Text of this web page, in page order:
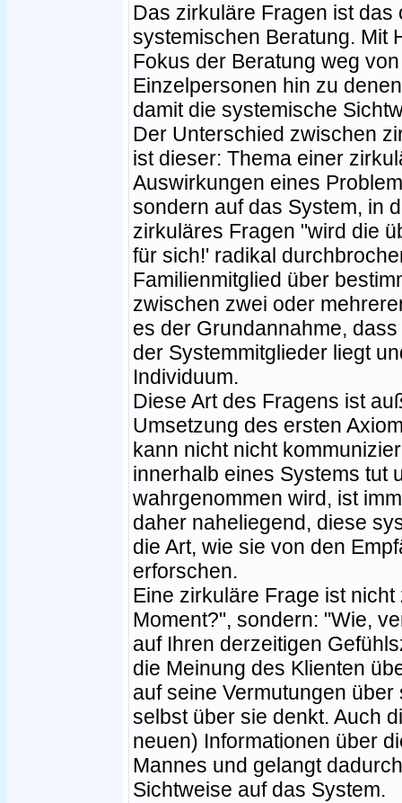
Das zirkuläre Fragen ist
systemischen Beratung. Mit
Fokus der Beratung weg
Einzelpersonen hin zu
damit die systemische
Der Unterschied zwischen
ist dieser: Thema einer
Auswirkungen eines
sondern auf das System, in
zirkuläres Fragen "wird die
für sich!' radikal
Familienmitglied über
zwischen zwei oder
es der Grundannahme,
der Systemmitglieder liegt
Individuum.
Diese Art des Fragens ist
Umsetzung des ersten
kann nicht nicht
innerhalb eines Systems tut
wahrgenommen wird, ist
daher naheliegend, diese
die Art, wie sie von den
erforschen.
Eine zirkuläre Frage ist
Moment?", sondern: "Wie,
auf Ihren derzeitigen
die Meinung des Klienten
auf seine Vermutungen
selbst über sie denkt. Auch
neuen) Informationen über
Mannes und gelangt
Sichtweise auf das System.